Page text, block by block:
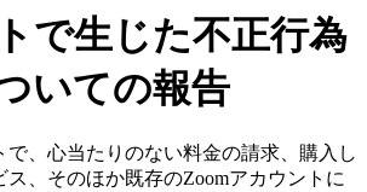
で生じた不正行為
いての報告
で、心当たりのない料金の請求、購入し
ス、そのほか既存のZoomアカウントに